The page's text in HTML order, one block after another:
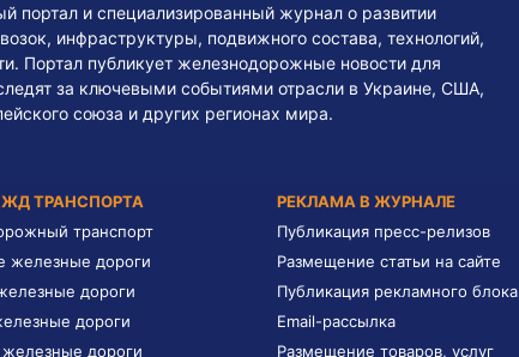
портал и специализированный журнал о развитии
инфраструктуры, подвижного состава, технологий,
Портал публикует железнодорожные новости для
за ключевыми событиями отрасли в Украине, США,
союза и других регионах мира.
ТРАНСПОРТА
транспорт
железные дороги
дороги
дороги
железные дороги
РЕКЛАМА В ЖУРНАЛЕ
Публикация пресс-релизов
Размещение статьи на сайте
Публикация рекламного блока
Email-рассылка
Размещение товаров, услуг